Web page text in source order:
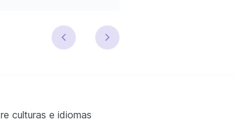
culturas e idiomas